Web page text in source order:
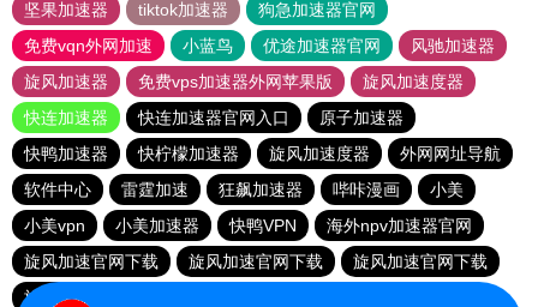
坚果加速器
tiktok加速器
狗急加速器官网
免费vqn外网加速
小蓝鸟 优途加速器官网
风驰加速器
旋风加速器
免费vps加速器外网苹果版
旋风加速度器
快连加速器
快连加速器官网入口
原子加速器
快鸭加速器
快柠檬加速器 旋风加速度器
外网网址导航
软件中心
雷霆加速 狂飙加速器 哔咔漫画
小美
小美vpn
小美加速器 快鸭VPN
海外npv加速器官网
旋风加速官网下载
旋风加速官网下载
旋风加速官网下载
旋风加速官网下载